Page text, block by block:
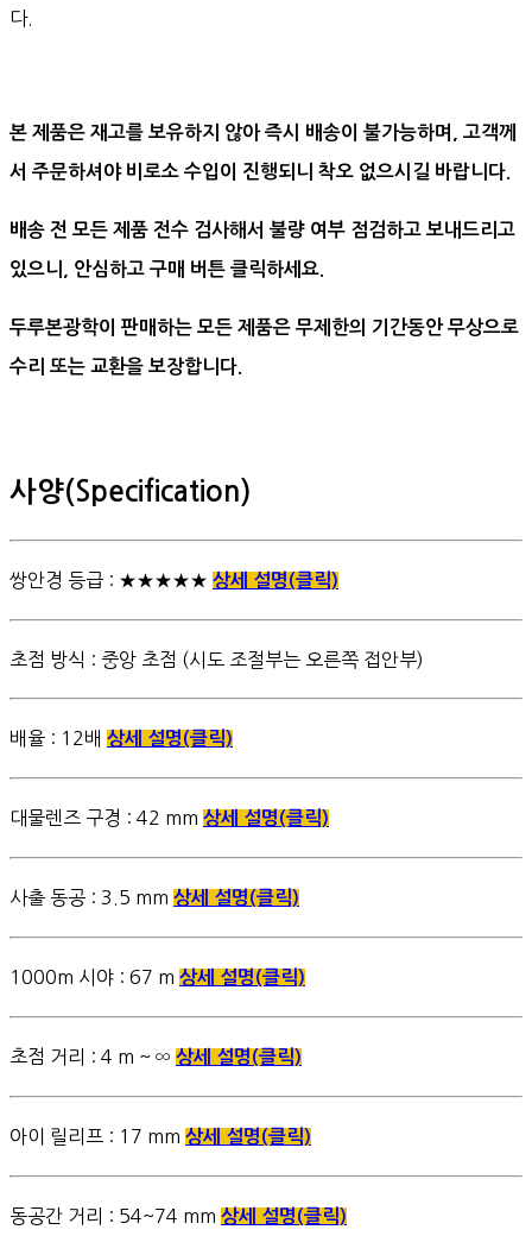
다.
본 제품은 재고를 보유하지 않아 즉시 배송이 불가능하며, 고객께
서 주문하셔야 비로소 수입이 진행되니 착오 없으시길 바랍니다.
배송 전 모든 제품 전수 검사해서 불량 여부 점검하고 보내드리고
있으니, 안심하고 구매 버튼 클릭하세요.
두루본광학이 판매하는 모든 제품은 무제한의 기간동안 무상으로
수리 또는 교환을 보장합니다.
사양(Specification)
쌍안경 등급 : ★★★★★ 상세 설명(클릭)
초점 방식 : 중앙 초점 (시도 조절부는 오른쪽 접안부)
배율 : 12배 상세 설명(클릭)
대물렌즈 구경 : 42 mm 상세 설명(클릭)
사출 동공 : 3.5 mm 상세 설명(클릭)
1000m 시야 : 67 m 상세 설명(클릭)
초점 거리 : 4 m ~ ∞ 상세 설명(클릭)
아이 릴리프 : 17 mm 상세 설명(클릭)
동공간 거리 : 54~74 mm 상세 설명(클릭)